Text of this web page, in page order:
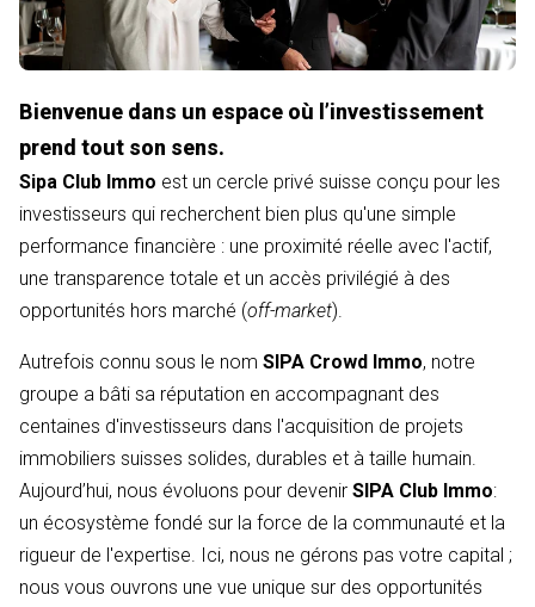
Bienvenue dans un espace où l’investissement
prend tout son sens.
Sipa Club Immo est un cercle privé suisse conçu pour les
investisseurs qui recherchent bien plus qu'une simple
performance financière : une proximité réelle avec l'actif,
une transparence totale et un accès privilégié à des
opportunités hors marché (off-market).
Autrefois connu sous le nom SIPA Crowd Immo, notre
groupe a bâti sa réputation en accompagnant des
centaines d'investisseurs dans l'acquisition de projets
immobiliers suisses solides, durables et à taille humain.
Aujourd’hui, nous évoluons pour devenir SIPA Club Immo:
un écosystème fondé sur la force de la communauté et la
rigueur de l'expertise. Ici, nous ne gérons pas votre capital ;
nous vous ouvrons une vue unique sur des opportunités